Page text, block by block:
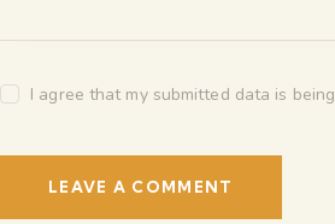
I agree that my submitted data is being